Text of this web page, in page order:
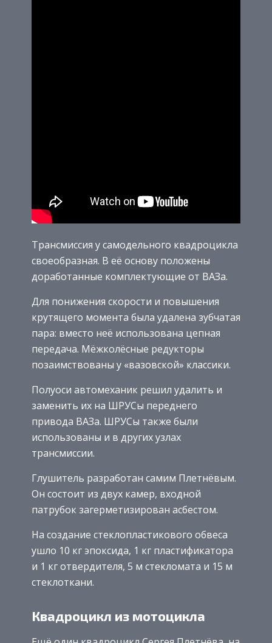
Трансмиссия у самодельного квадроцикла
своеобразная. В её основу положены
доработанные комплектующие от ВАЗа.
Для понижения скорости и повышения
крутящего момента была удалена зубчатая
пара: вместо неё использована цепная
передача. Мёжколёсные редукторы
позаимствованы у «вазовской» классики.
Полуоси автомеханик решил удалить и
заменить их на ШРУСы переднего
привода ВАЗа. ШРУСы также были
использованы и в других узлах
трансмиссии.
Глушитель разработан самим Плетнёвым.
Он состоит из двух камер, входной
патрубок загерметизирован асбестом.
На создание стеклопластикового обвеса
ушло 10 кг эпоксида, 1 кг пластификатора
и 1 кг отвердителя, 5 м стекломата и 15 м
стеклоткани.
Квадроцикл из мотоцикла